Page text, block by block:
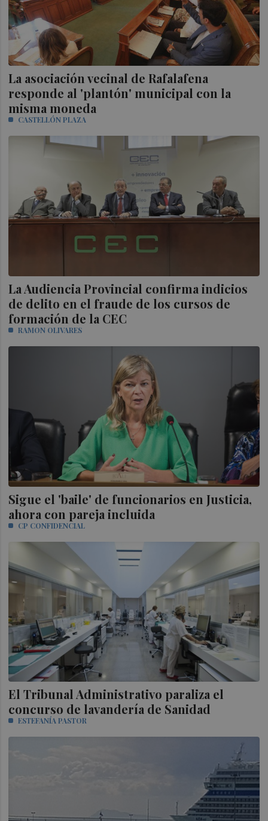
La asociación vecinal de Rafalafena
responde al 'plantón' municipal con la
misma moneda
CASTELLÓN PLAZA
La Audiencia Provincial confirma indicios
de delito en el fraude de los cursos de
formación de la CEC
RAMON OLIVARES
Sigue el 'baile' de funcionarios en Justicia,
ahora con pareja incluida
CP CONFIDENCIAL
El Tribunal Administrativo paraliza el
concurso de lavandería de Sanidad
ESTEFANÍA PASTOR